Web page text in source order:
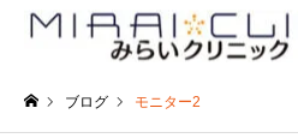
ブログ モニター2